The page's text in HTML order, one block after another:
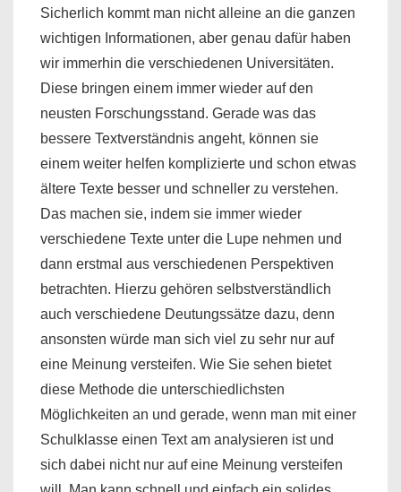
Sicherlich kommt man nicht alleine an die ganzen
wichtigen Informationen, aber genau dafür haben
wir immerhin die verschiedenen Universitäten.
Diese bringen einem immer wieder auf den
neusten Forschungsstand. Gerade was das
bessere Textverständnis angeht, können sie
einem weiter helfen komplizierte und schon etwas
ältere Texte besser und schneller zu verstehen.
Das machen sie, indem sie immer wieder
verschiedene Texte unter die Lupe nehmen und
dann erstmal aus verschiedenen Perspektiven
betrachten. Hierzu gehören selbstverständlich
auch verschiedene Deutungssätze dazu, denn
ansonsten würde man sich viel zu sehr nur auf
eine Meinung versteifen. Wie Sie sehen bietet
diese Methode die unterschiedlichsten
Möglichkeiten an und gerade, wenn man mit einer
Schulklasse einen Text am analysieren ist und
sich dabei nicht nur auf eine Meinung versteifen